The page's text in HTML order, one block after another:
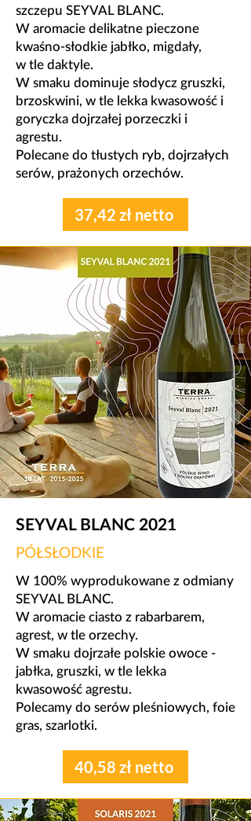
szczepu SEYVAL BLANC.
​W aromacie delikatne pieczone
kwaśno-słodkie jabłko, migdały,
w tle daktyle.
W smaku dominuje słodycz gruszki,
brzoskwini, w tle lekka kwasowość i
goryczka dojrzałej porzeczki i
agrestu.
​Polecane do tłustych ryb, dojrzałych
serów, prażonych orzechów.
37,42 zł netto
SEYVAL BLANC 2021
PÓŁSŁODKIE
W 100% wyprodukowane z odmiany
SEYVAL BLANC.
​W aromacie ciasto z rabarbarem,
agrest, w tle orzechy.
W smaku dojrzałe polskie owoce -
jabłka, gruszki, w tle lekka
kwasowość agrestu.
​Polecamy do serów pleśniowych, foie
gras, szarlotki.
40,58 zł netto